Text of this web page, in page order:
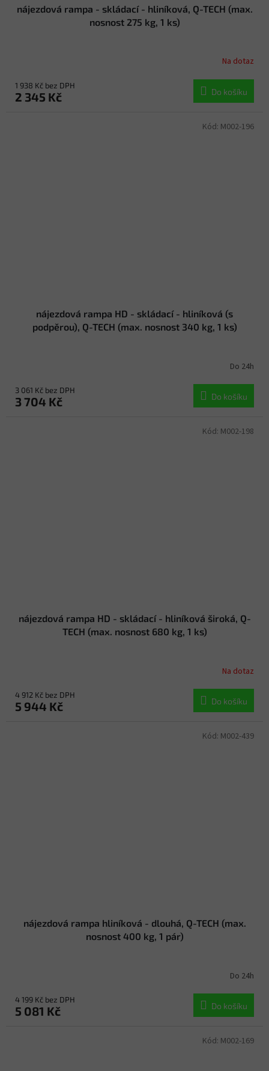
nájezdová rampa - skládací - hliníková, Q-TECH (max.
nosnost 275 kg, 1 ks)
Na dotaz
1 938 Kč bez DPH
2 345 Kč Do košíku
nájezdová rampa HD - skládací - hliníková (s
podpěrou), Q-TECH (max. nosnost 340 kg, 1 ks)
Do 24h
3 061 Kč bez DPH
3 704 Kč Do košíku
Kód: M002-196
nájezdová rampa HD - skládací - hliníková široká, Q-
TECH (max. nosnost 680 kg, 1 ks)
Na dotaz
4 912 Kč bez DPH
5 944 Kč Do košíku
Kód: M002-198
nájezdová rampa hliníková - dlouhá, Q-TECH (max.
nosnost 400 kg, 1 pár)
Do 24h
4 199 Kč bez DPH
5 081 Kč Do košíku
Kód: M002-439
Kód: M002-169